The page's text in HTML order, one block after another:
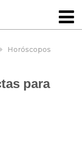
Horóscopos
para